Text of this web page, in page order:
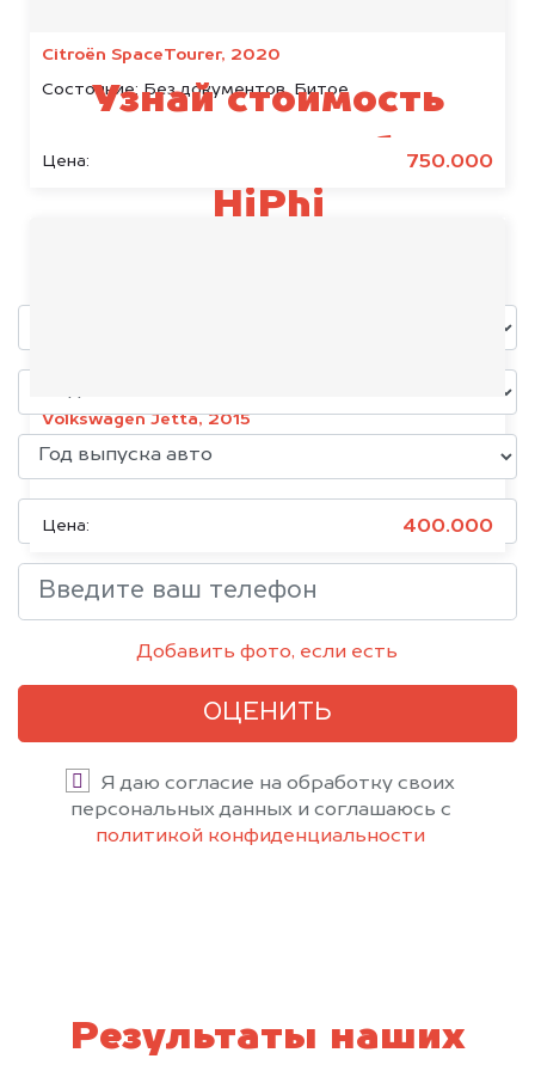
Citroën SpaceTourer, 2020
Состояние:Без документов, Битое
Цена: 750.000
Volkswagen Jetta, 2015
Состояние:Без документов
Цена: 400.000
Узнай стоимость
своего автомобиля
HiPhi
Добавить фото, если есть
ОЦЕНИТЬ
Я даю согласие на обработку своих
персональных данных и соглашаюсь с
политикой конфиденциальности
Результаты наших